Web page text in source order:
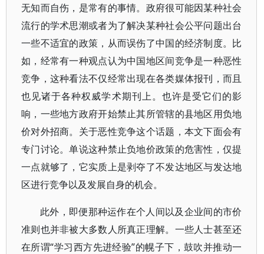
无知而自伤，是常有的事情。政府很可能因某种社会
流行的学术思潮或者为了解决某种社会公平问题出台
一些不适宜的政策，从而误伤了中国的经济制度。比
如，经常有一种观点认为中国地区间竞争是一种恶性
竞争，这种看法不仅经常出现在各类媒体报刊，而且
也见诸于各种权威学术期刊上。也许是受它们的影
响，一些地方政府开始禁止其所管辖的县地区用负地
价对外招商。关于恶性竞争这个话题，本文下面会有
专门讨论。单说这种禁止负地价政策的危害性，仅提
一点就够了，它实质上是剥夺了不发达地区与发达地
区进行竞争以及发展自身的机会。
此外，即便那种运作在个人间以及企业间的市价
准则也并非被大多数人所真正理解。一些人士甚至还
在所谓“学习西方先进经验”的幌子下，鼓吹并推动一